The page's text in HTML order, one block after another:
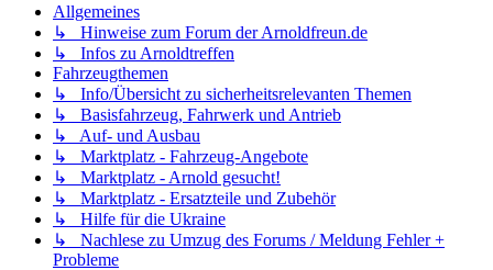
Allgemeines
↳ Hinweise zum Forum der Arnoldfreun.de
↳ Infos zu Arnoldtreffen
Fahrzeugthemen
↳ Info/Übersicht zu sicherheitsrelevanten Themen
↳ Basisfahrzeug, Fahrwerk und Antrieb
↳ Auf- und Ausbau
↳ Marktplatz - Fahrzeug-Angebote
↳ Marktplatz - Arnold gesucht!
↳ Marktplatz - Ersatzteile und Zubehör
↳ Hilfe für die Ukraine
↳ Nachlese zu Umzug des Forums / Meldung Fehler +
Probleme